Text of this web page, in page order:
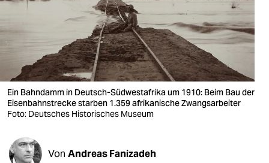
nord
wahrheit
verlag
verlag
veranstaltungen
fragen & hilfe
Ein Bahndamm in Deutsch-Südwestafrika um 1910: Beim Bau der
Eisenbahnstrecke starben 1.359 afrikanische Zwangsarbeiter
Foto: Deutsches Historisches Museum
Von Andreas Fanizadeh